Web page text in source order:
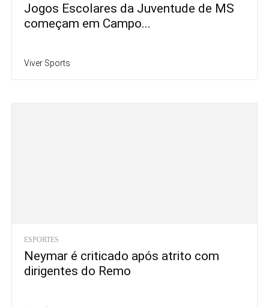
Jogos Escolares da Juventude de MS
começam em Campo...
Viver Sports
ESPORTES
Neymar é criticado após atrito com
dirigentes do Remo